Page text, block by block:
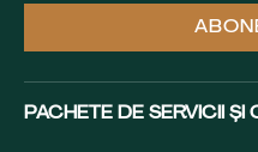
PACHETE DE SERVICII ȘI